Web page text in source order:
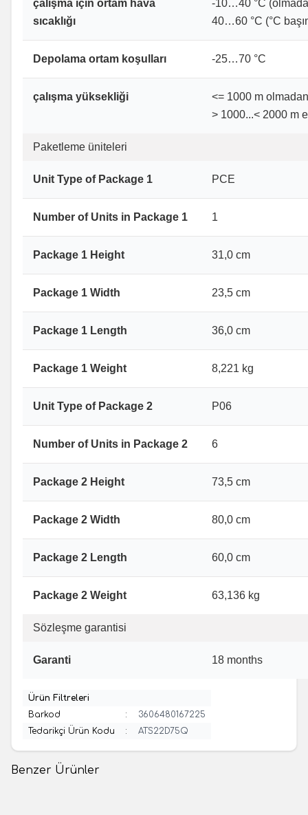
çalışma için ortam hava
sıcaklığı
-10…40 °C
40…60 °C (°C
Depolama ortam koşulları -25…70 °C
çalışma yüksekliği
<= 1000 m olmadan
> 1000...< 2000 m
Paketleme üniteleri
Unit Type of Package 1 PCE
Number of Units in Package 1 1
Package 1 Height 31,0 cm
Package 1 Width 23,5 cm
Package 1 Length 36,0 cm
Package 1 Weight 8,221 kg
Unit Type of Package 2 P06
Number of Units in Package 2 6
Package 2 Height 73,5 cm
Package 2 Width 80,0 cm
Package 2 Length 60,0 cm
Package 2 Weight 63,136 kg
Sözleşme garantisi
Garanti 18 months
Ürün Filtreleri
Barkod
:
3606480167225
Tedarikçi Ürün Kodu
: ATS22D75Q
Benzer Ürünler